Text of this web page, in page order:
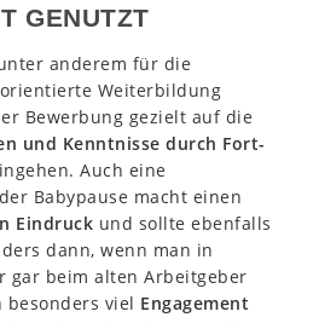
GENUTZT
anderem für die
Weiterbildung
Bewerbung gezielt auf die
und Kenntnisse durch Fort-
Auch eine
Babypause macht einen
Eindruck und sollte ebenfalls
dann, wenn man in
gar beim alten Arbeitgeber
besonders viel Engagement